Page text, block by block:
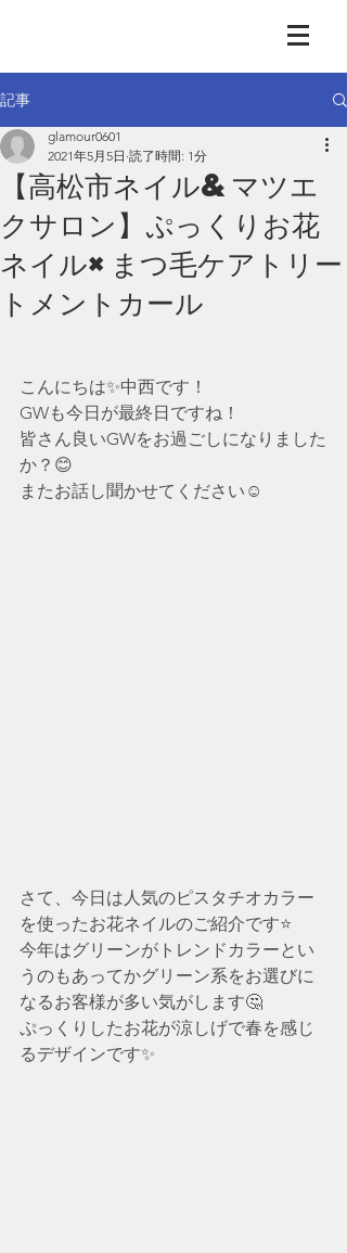
記事
【高松市ネイル&マツエ
クサロン】ぷっくりお花
ネイル×まつ毛ケアトリー
トメントカール
glamour0601
2021年5月5日 読了時間: 1分
こんにちは✨中西です！
GWも今日が最終日ですね！
皆さん良いGWをお過ごしになりました
か？😊
またお話し聞かせてください☺️
さて、今日は人気のピスタチオカラー
を使ったお花ネイルのご紹介です⭐️
今年はグリーンがトレンドカラーとい
うのもあってかグリーン系をお選びに
なるお客様が多い気がします🤔
ぷっくりしたお花が涼しげで春を感じ
るデザインです✨